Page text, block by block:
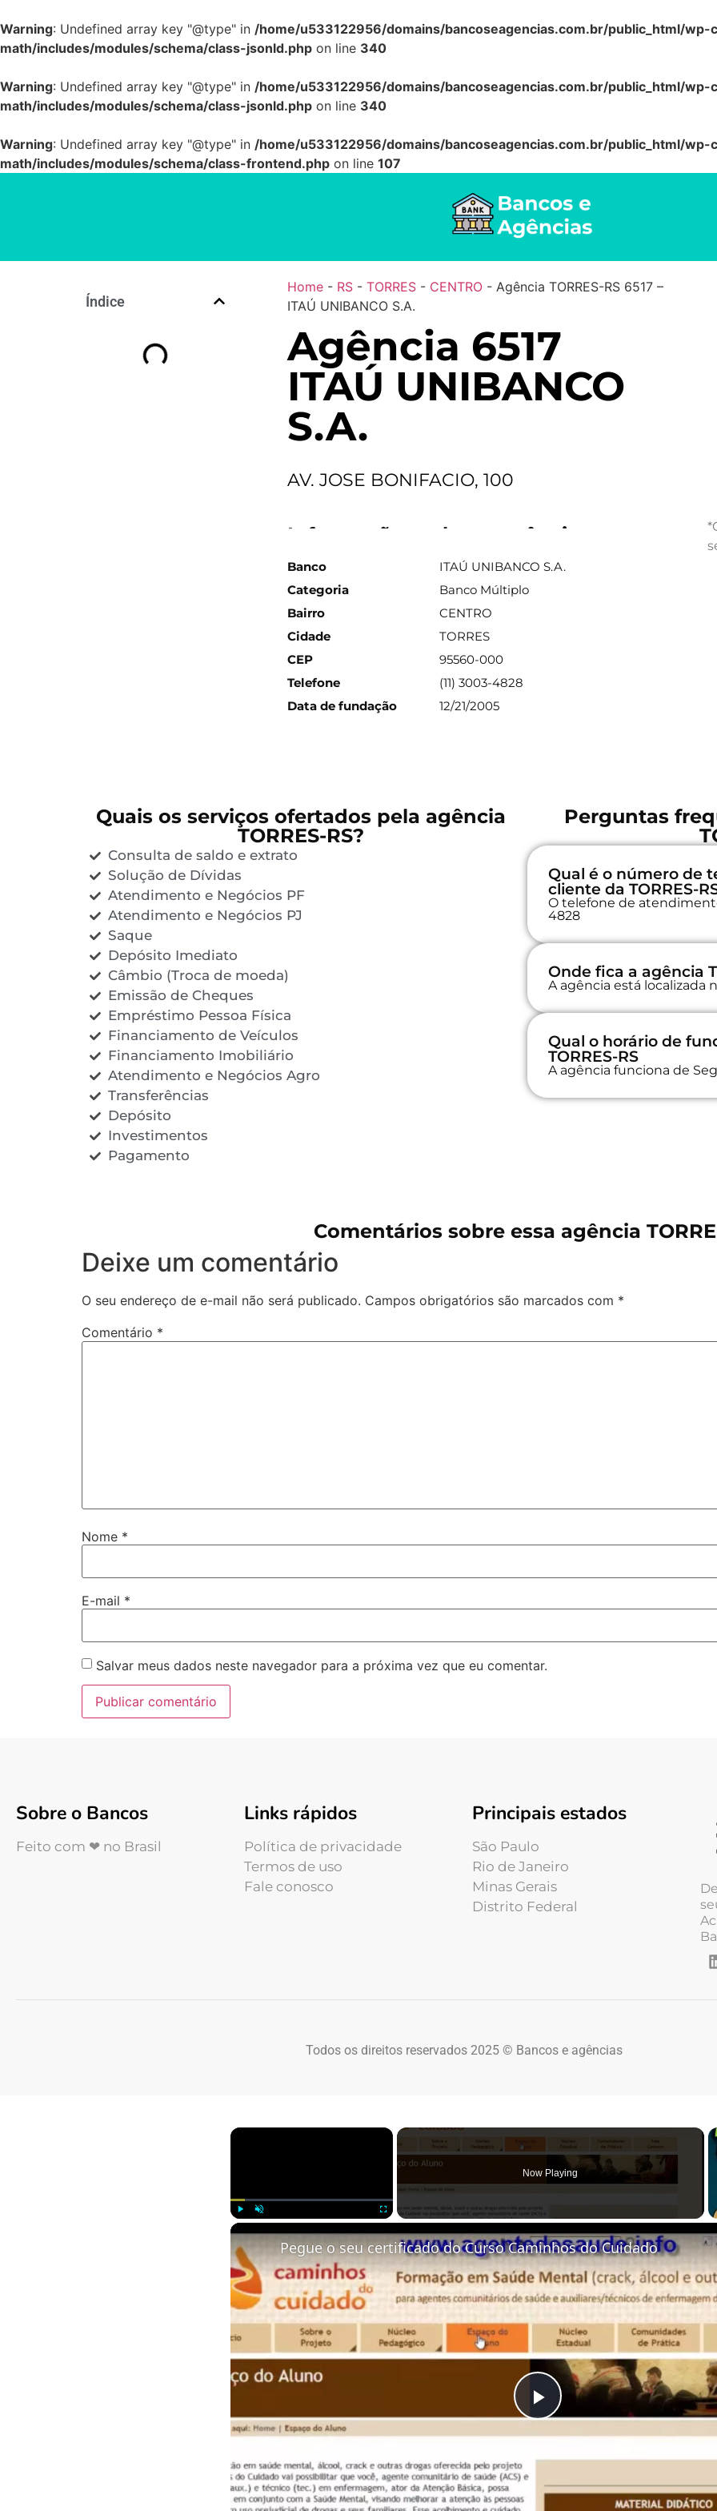
Warning: Undefined array key "@type" in /home/u533122956/domains/bancoseagencias.com.br/public_html/
math/includes/modules/schema/class-jsonld.php on line 340
Warning: Undefined array key "@type" in /home/u533122956/domains/bancoseagencias.com.br/public_html/
math/includes/modules/schema/class-jsonld.php on line 340
Warning: Undefined array key "@type" in /home/u533122956/domains/bancoseagencias.com.br/public_html/
math/includes/modules/schema/class-frontend.php on line 107
Índice
Home- RS- TORRES- CENTRO- Agência TORRES-RS 6517 –
ITAÚ UNIBANCO S.A.
Agência 6517
ITAÚ UNIBANCO
S.A.
AV. JOSE BONIFACIO, 100
Informações sobre a agência
Banco
ITAÚ UNIBANCO S.A.
Categoria
Banco Múltiplo
Bairro
CENTRO
Cidade
TORRES
CEP
95560-000
Telefone
(11) 3003-4828
Data de fundação
12/21/2005
Quais os serviços ofertados pela agência
TORRES-RS?
Consulta de saldo e extrato
Solução de Dívidas
Atendimento e Negócios PF
Atendimento e Negócios PJ
Saque
Depósito Imediato
Câmbio (Troca de moeda)
Emissão de Cheques
Empréstimo Pessoa Física
Financiamento de Veículos
Financiamento Imobiliário
Atendimento e Negócios Agro
Transferências
Depósito
Investimentos
Pagamento
Perguntas
Qual é o número de
cliente da TORRES-
O telefone de
4828
Onde fica a agência
A agência está localizada
Qual o horário de
TORRES-RS
A agência funciona de
Comentários sobre essa agência
Deixe um comentário
O seu endereço de e-mail não será publicado. Campos obrigatórios são marcados com *
Comentário *
Nome *
E-mail *
Salvar meus dados neste navegador para a próxima vez que eu comentar.
Sobre o Bancos
Feito com ❤ no Brasil
Links rápidos
Política de privacidade
Termos de uso
Fale conosco
Principais estados
São Paulo
Rio de Janeiro
Minas Gerais
Distrito Federal
Todos os direitos reservados 2025 © Bancos e agências
×
Now Playing
Play Video
Pegue o seu certificado do Curso Caminhos do Cuidado